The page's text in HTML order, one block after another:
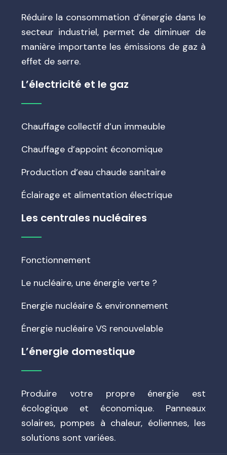
Réduire la consommation d’énergie dans le
secteur industriel, permet de diminuer de
manière importante les émissions de gaz à
effet de serre.
L’électricité et le gaz
Chauffage collectif d’un immeuble
Chauffage d’appoint économique
Production d’eau chaude sanitaire
Éclairage et alimentation électrique
Les centrales nucléaires
Fonctionnement
Le nucléaire, une énergie verte ?
Energie nucléaire & environnement
Énergie nucléaire VS renouvelable
L’énergie domestique
Produire votre propre énergie est
écologique et économique. Panneaux
solaires, pompes à chaleur, éoliennes, les
solutions sont variées.